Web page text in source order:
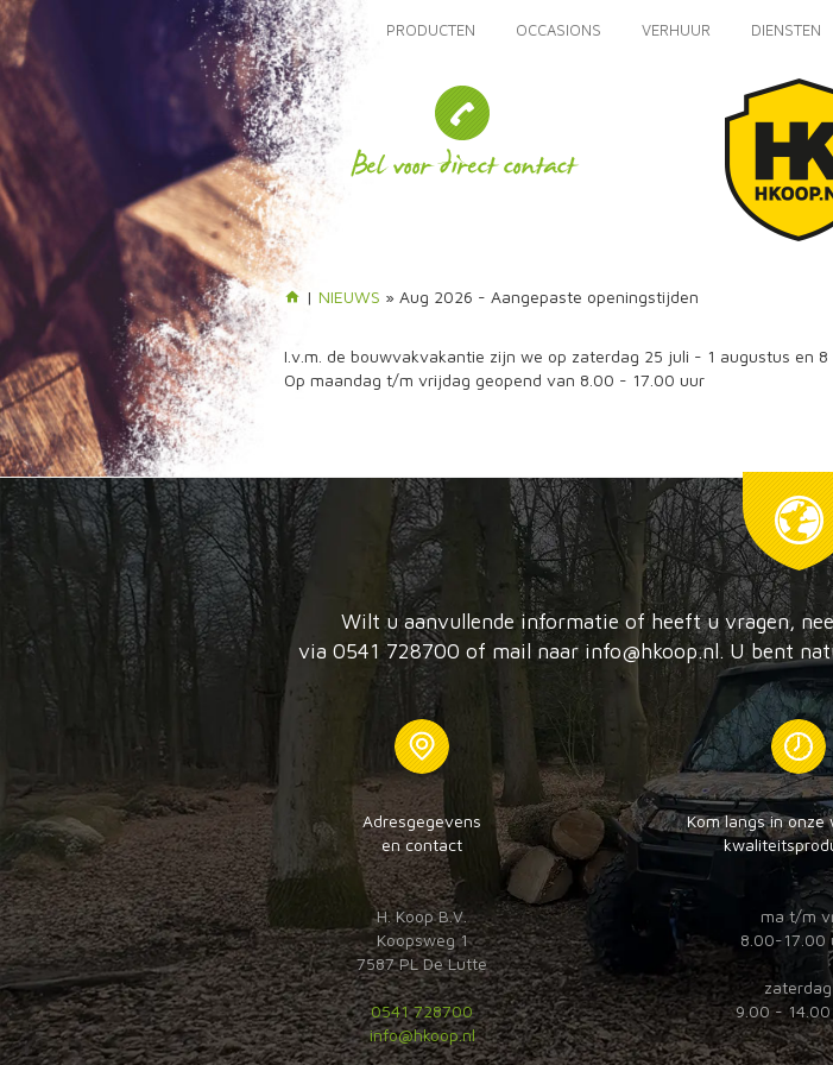
PRODUCTEN OCCASIONS VERHUUR DIENSTEN
| NIEUWS » Aug 2026 - Aangepaste openingstijden
I.v.m. de bouwvakvakantie zijn we op zaterdag 25 juli - 1 augustus en 8
Op maandag t/m vrijdag geopend van 8.00 - 17.00 uur
Wilt u aanvullende informatie of heeft u vragen,
via 0541 728700 of mail naar info@hkoop.nl. U bent
Adresgegevens
en contact
H. Koop B.V.
Koopsweg 1
7587 PL De Lutte
0541 728700
info@hkoop.nl
Kom langs in onze
ma t/m
8.00-17.00
zaterdag
9.00 -